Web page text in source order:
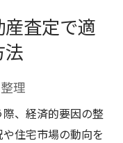
査定で適
理
、経済的要因の整
住宅市場の動向を